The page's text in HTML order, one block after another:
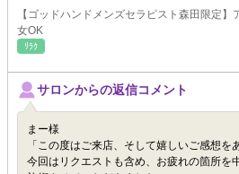
【ゴッドハンドメンズセラピスト森田限定
女OK
ﾘﾗｸ
サロンからの返信コメント
まー様
「この度はご来店、そして嬉しいご感想
今回はリクエストも含め、お疲れの箇所を